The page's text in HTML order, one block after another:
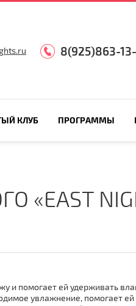
8(925)863-
КЛУБ ПРОГРАММЫ
и помогает ей удерживать
увлажнение, помогает ей